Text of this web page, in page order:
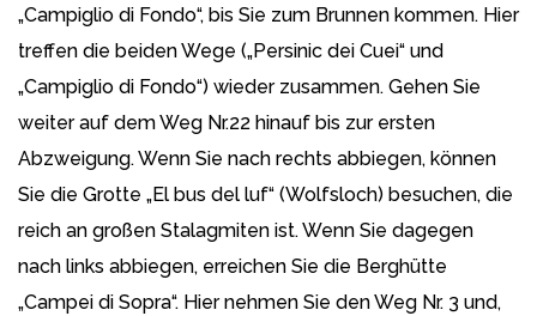
„Campiglio di Fondo“, bis Sie zum Brunnen kommen. Hier
treffen die beiden Wege („Persinic dei Cuei“ und
„Campiglio di Fondo“) wieder zusammen. Gehen Sie
weiter auf dem Weg Nr.22 hinauf bis zur ersten
Abzweigung. Wenn Sie nach rechts abbiegen, können
Sie die Grotte „El bus del luf“ (Wolfsloch) besuchen, die
reich an großen Stalagmiten ist. Wenn Sie dagegen
nach links abbiegen, erreichen Sie die Berghütte
„Campei di Sopra“. Hier nehmen Sie den Weg Nr. 3 und,